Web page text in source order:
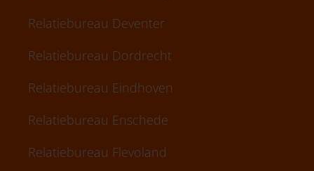
Relatiebureau Deventer
Relatiebureau Dordrecht
Relatiebureau Eindhoven
Relatiebureau Enschede
Relatiebureau Flevoland